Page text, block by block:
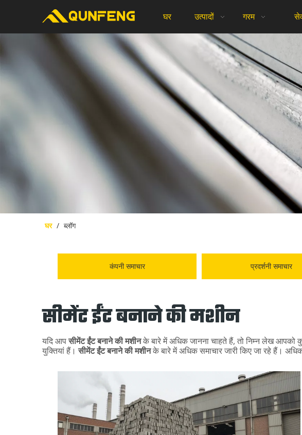
घर उत्पादों गरम
घर / ब्लॉग
कंपनी समाचार प्रदर्शनी समाचार
सीमेंट ईंट बनाने की मशीन
यदि आपसीमेंट ईंट बनाने की मशीनके बारे में अधिक जानना चाहते हैं, तो निम्न लेख आपको
युक्तियां हैं।सीमेंट ईंट बनाने की मशीनके बारे में अधिक समाचार जारी किए जा रहे हैं।